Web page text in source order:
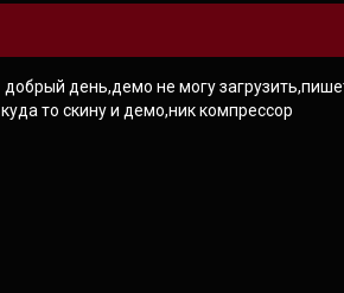
добрый день,демо не могу
куда то скину и демо,ник компрессор